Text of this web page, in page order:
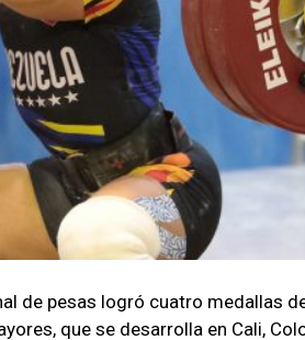
de pesas logró cuatro medallas
que se desarrolla en Cali,